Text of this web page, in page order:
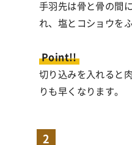
手羽先は骨と骨の間
れ、塩とコショウをふ
Point!!
切り込みを入れると
りも早くなります。
2